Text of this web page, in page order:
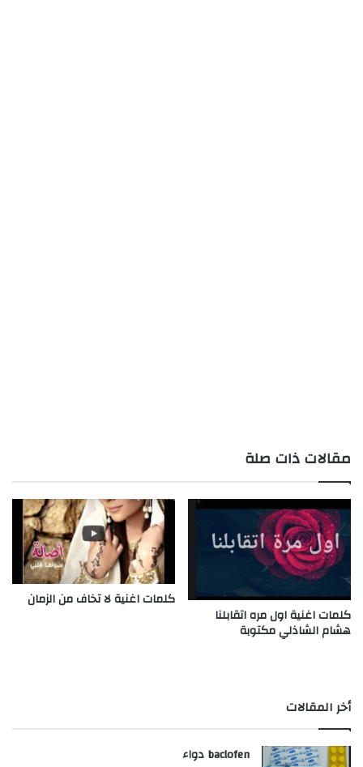
مقالات ذات صلة
كلمات اغنية اول مره اتقابلنا
هشام الشاذلي مكتوبة
كلمات اغنية لا تخاف من الزمان
أخر المقالات
baclofen دواء